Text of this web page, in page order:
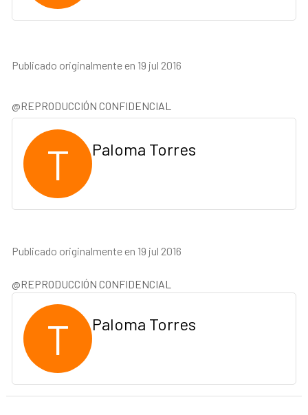
Publicado originalmente en 19 jul 2016
@REPRODUCCIÓN CONFIDENCIAL
T Paloma Torres
Publicado originalmente en 19 jul 2016
@REPRODUCCIÓN CONFIDENCIAL
T Paloma Torres